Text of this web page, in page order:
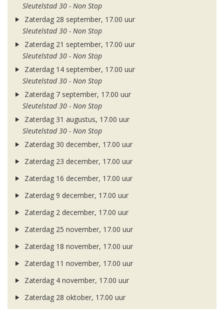
Sleutelstad 30 - Non Stop
Zaterdag 28 september, 17.00 uur
Sleutelstad 30 - Non Stop
Zaterdag 21 september, 17.00 uur
Sleutelstad 30 - Non Stop
Zaterdag 14 september, 17.00 uur
Sleutelstad 30 - Non Stop
Zaterdag 7 september, 17.00 uur
Sleutelstad 30 - Non Stop
Zaterdag 31 augustus, 17.00 uur
Sleutelstad 30 - Non Stop
Zaterdag 30 december, 17.00 uur
Zaterdag 23 december, 17.00 uur
Zaterdag 16 december, 17.00 uur
Zaterdag 9 december, 17.00 uur
Zaterdag 2 december, 17.00 uur
Zaterdag 25 november, 17.00 uur
Zaterdag 18 november, 17.00 uur
Zaterdag 11 november, 17.00 uur
Zaterdag 4 november, 17.00 uur
Zaterdag 28 oktober, 17.00 uur